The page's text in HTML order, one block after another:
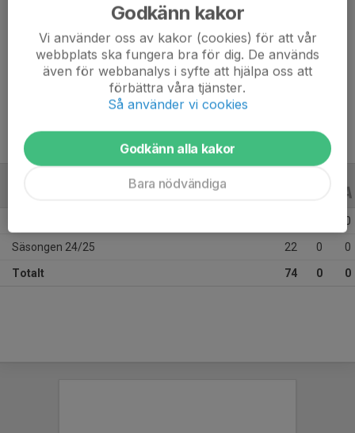
Position
Forward
13 år
0
Säsongen 24/25 22 0 0
Totalt 74 0 0
Godkänn kakor
Vi använder oss av kakor (cookies) för att vår
webbplats ska fungera bra för dig. De används
även för webbanalys i syfte att hjälpa oss att
förbättra våra tjänster.
Så använder vi cookies
Godkänn alla kakor
Bara nödvändiga